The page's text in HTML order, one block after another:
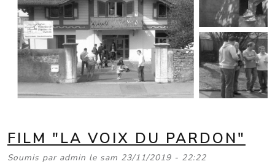
FILM "LA VOIX DU PARDON"
Soumis par admin le sam 23/11/2019 - 22:22